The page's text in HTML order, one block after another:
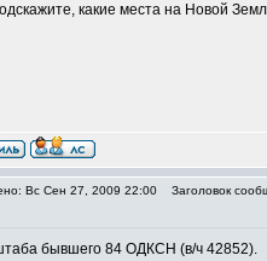
какие места на Новой
Вс Сен 27, 2009 22:00 Заголовок
бывшего 84 ОДКСН (в/ч 42852).